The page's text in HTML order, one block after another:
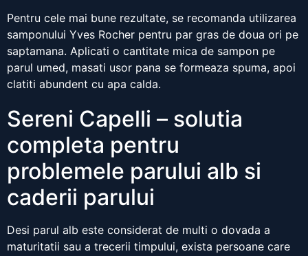
Pentru cele mai bune rezultate, se recomanda utilizarea
samponului Yves Rocher pentru par gras de doua ori pe
saptamana. Aplicati o cantitate mica de sampon pe
parul umed, masati usor pana se formeaza spuma, apoi
clatiti abundent cu apa calda.
Sereni Capelli – solutia
completa pentru
problemele parului alb si
caderii parului
Desi parul alb este considerat de multi o dovada a
maturitatii sau a trecerii timpului, exista persoane care